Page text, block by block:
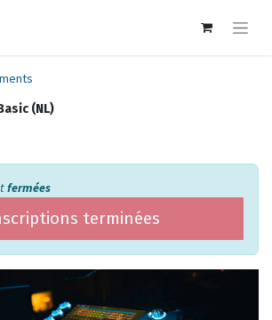
(NL)
fermées
terminées